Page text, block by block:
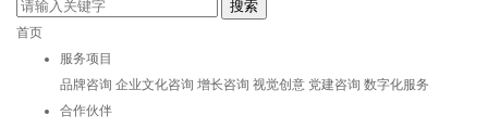
首页
服务项目
品牌咨询 企业文化咨询 增长咨询 视觉创意 党建咨询 数字化服务
合作伙伴